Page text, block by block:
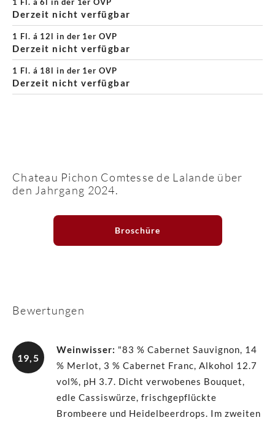
Derzeit nicht verfügbar
1 Fl. á 12l in der 1er OVP
Derzeit nicht verfügbar
1 Fl. á 18l in der 1er OVP
Derzeit nicht verfügbar
Chateau Pichon Comtesse de Lalande über
den Jahrgang 2024.
Broschüre
Bewertungen
19,5
Weinwisser: "83 % Cabernet Sauvignon, 14
% Merlot, 3 % Cabernet Franc, Alkohol 12.7
vol%, pH 3.7. Dicht verwobenes Bouquet,
edle Cassiswürze, frischgepflückte
Brombeere und Heidelbeerdrops. Im zweiten